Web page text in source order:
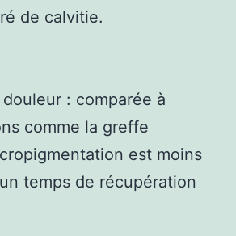
de calvitie.
: comparée à
comme la greffe
est moins
temps de récupération